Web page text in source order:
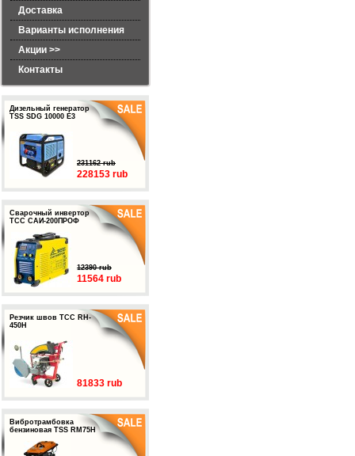
Доставка
Варианты исполнения
Акции >>
Контакты
Дизельный генератор
TSS SDG 10000 E3
231162 rub
228153 rub
Сварочный инвертор
ТСС САИ-200ПРОФ
12390 rub
11564 rub
Резчик швов ТСС RH-
450H
81833 rub
Вибротрамбовка
бензиновая TSS RM75H